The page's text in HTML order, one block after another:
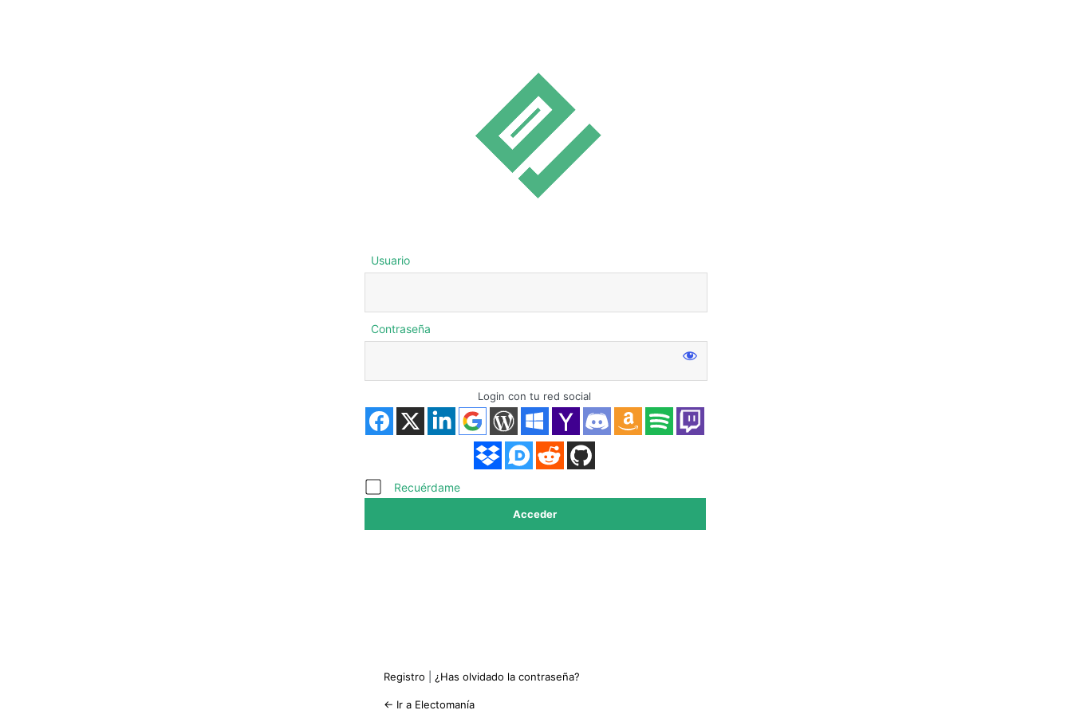
Acceder
Usuario
Contraseña
Login con tu red social
Recuérdame
Registro ¿Has olvidado la contraseña?
← Ir a Electomanía